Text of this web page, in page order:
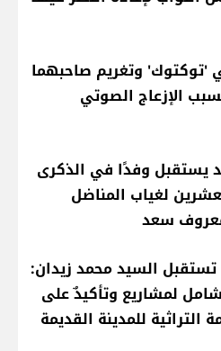
'توكتوك' وتغريم صاحبهما
الإزعاج الصوتي
يستقبل وفدًا في الذكرى
لغياب المناضل
سعد
تستقبل السيد محمد زيدان:
لمشاريع وتأكيدٌ على
التراثية للمدينة القديمة